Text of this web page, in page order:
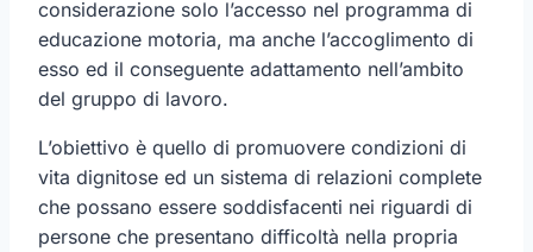
considerazione solo l’accesso nel programma di
educazione motoria, ma anche l’accoglimento di
esso ed il conseguente adattamento nell’ambito
del gruppo di lavoro.
L’obiettivo è quello di promuovere condizioni di
vita dignitose ed un sistema di relazioni complete
che possano essere soddisfacenti nei riguardi di
persone che presentano difficoltà nella propria